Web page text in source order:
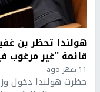
هولندا تحظر بن
قائمة "غير مرغوب
11 شهر ago
حظرت هولندا دخول